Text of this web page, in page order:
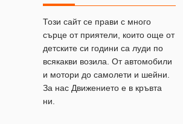
Този сайт се прави с много
сърце от приятели, които още от
детските си години са луди по
всякакви возила. От автомобили
и мотори до самолети и шейни.
За нас Движението е в кръвта
ни.